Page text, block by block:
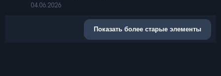
04.06.2026
Показать более старые элементы